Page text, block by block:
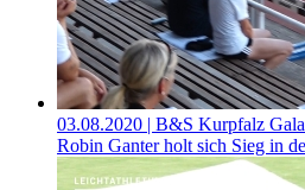
03.08.2020 | B&S Kurpfalz
Robin Ganter holt sich Sieg in